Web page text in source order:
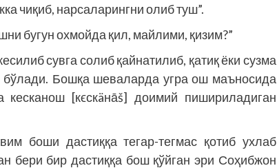
чиқиб, нарсаларингни олиб туш”.
бугун охмойда қил, майлими, қизим?”
сувга солиб қайнатилиб, қатиқ ёки сузма
Бошқа шеваларда угра ош маъносида
[кϵскäнāš] доимий пишириладиган
боши дас­тиққа тегар-тегмас қотиб ухлаб
бери бир дас­тиққа бош қўйган эри Соҳибжон